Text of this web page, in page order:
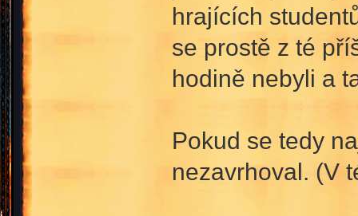
hrajících
se prostě z té
hodině nebyli a
Pokud se tedy
nezavrhoval. (V